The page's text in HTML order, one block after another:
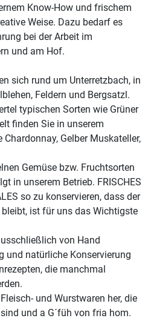
Know-How und frischem
Weise. Dazu bedarf es
bei der Arbeit im
und am Hof.
sich rund um Unterretzbach, in
Feldern und Bergsatzl.
typischen Sorten wie Grüner
finden Sie in unserem
Gelber Muskateller,
Gemüse bzw. Fruchtsorten
in unserem Betrieb. FRISCHES
so zu konservieren, dass der
ist für uns das Wichtigste
von Hand
und natürliche Konservierung
die manchmal
und Wurstwaren her, die
und a G´füh von fria hom.